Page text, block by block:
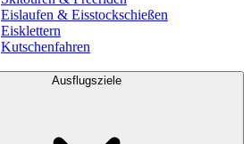
Eislaufen & Eisstockschießen
Eisklettern
Kutschenfahren
Ausflugsziele